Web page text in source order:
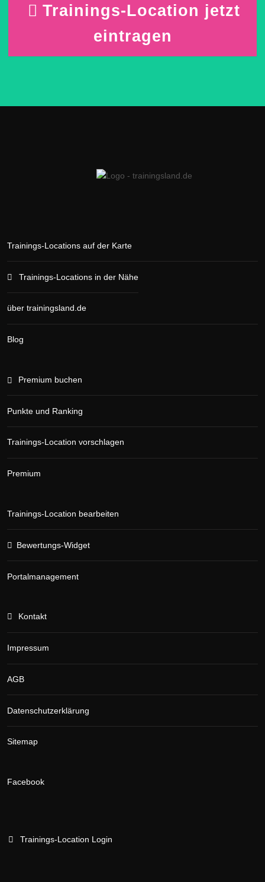
Trainings-Location jetzt
eintragen
Trainings-Locations auf der Karte
Trainings-Locations in der Nähe
über trainingsland.de
Blog
Premium buchen
Punkte und Ranking
Trainings-Location vorschlagen
Premium
Trainings-Location bearbeiten
Bewertungs-Widget
Portalmanagement
Kontakt
Impressum
AGB
Datenschutzerklärung
Sitemap
Facebook
Trainings-Location Login